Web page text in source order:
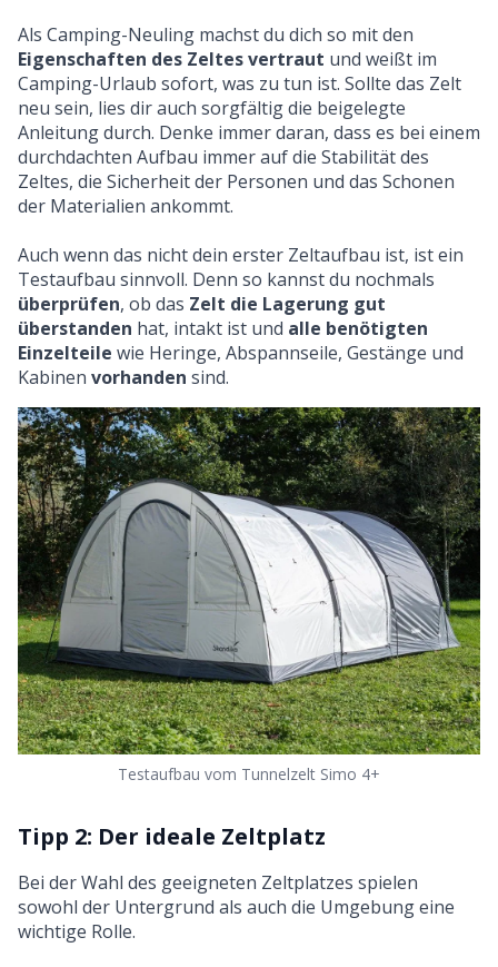
Als Camping-Neuling machst du dich so mit den
Eigenschaften des Zeltes vertraut und weißt im
Camping-Urlaub sofort, was zu tun ist. Sollte das Zelt
neu sein, lies dir auch sorgfältig die beigelegte
Anleitung durch. Denke immer daran, dass es bei einem
durchdachten Aufbau immer auf die Stabilität des
Zeltes, die Sicherheit der Personen und das Schonen
der Materialien ankommt.
Auch wenn das nicht dein erster Zeltaufbau ist, ist ein
Testaufbau sinnvoll. Denn so kannst du nochmals
überprüfen, ob das Zelt die Lagerung gut
überstanden hat, intakt ist und alle benötigten
Einzelteile wie Heringe, Abspannseile, Gestänge und
Kabinen vorhanden sind.
Testaufbau vom Tunnelzelt Simo 4+
Tipp 2: Der ideale Zeltplatz
Bei der Wahl des geeigneten Zeltplatzes spielen
sowohl der Untergrund als auch die Umgebung eine
wichtige Rolle.